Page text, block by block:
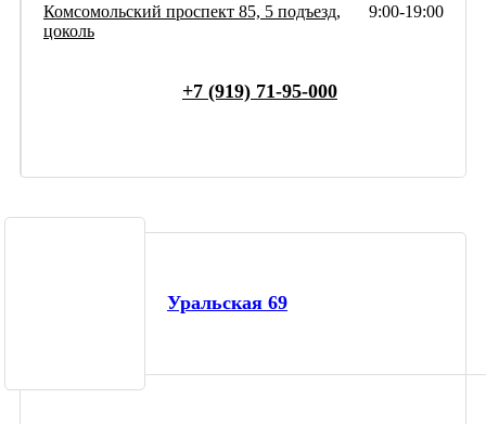
9:00-19:00
Комсомольский проспект 85, 5 подъезд,
цоколь
+7 (919) 71-95-000
Уральская 69